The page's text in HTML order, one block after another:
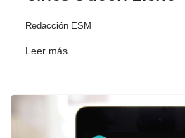
Redacción ESM
Leer más…